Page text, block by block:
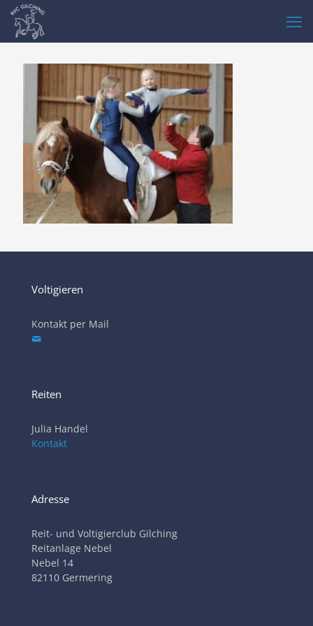
Voltigieren
Kontakt per Mail
Reiten
Julia Handel
Kontakt
Adresse
Reit- und Voltigierclub Gilching
Reitanlage Nebel
Nebel 14
82110 Germering